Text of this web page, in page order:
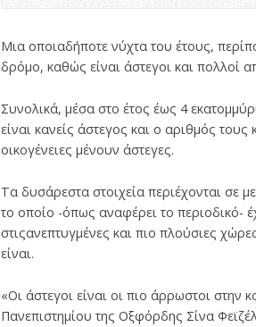
Μια οποιαδήποτε νύχτα του έτους,
δρόμο, καθώς είναι άστεγοι και πολλοί
Συνολικά, μέσα στο έτος έως 4
είναι κανείς άστεγος και ο αριθμός
οικογένειες μένουν άστεγες.
Τα δυσάρεστα στοιχεία περιέχονται σε
το οποίο -όπως αναφέρει το περιοδικό-
στιςανεπτυγμένες και πιο πλούσιες
είναι.
«Οι άστεγοι είναι οι πιο άρρωστοι στην
Πανεπιστημίου της Οξφόρδης Σίνα